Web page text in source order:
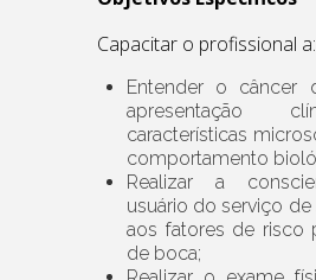
Capacitar o profissional a:
Entender o câncer
apresentação
características
comportamento
Realizar a
usuário do serviço
aos fatores de risco
de boca;